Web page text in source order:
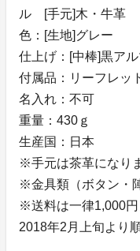
ル [手元]木・牛革
色：[生地]グレー
仕上げ：[中棒]黒ア
付属品：リーフレッ
名入れ：不可
重量：430ｇ
生産国：日本
※手元は茶革になり
※金具類（ボタン・
※送料は一律1,000円
2018年2月上旬より